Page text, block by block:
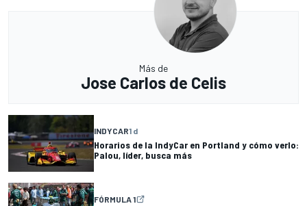
Más de
Jose Carlos de Celis
INDYCAR1 d
Horarios de la IndyCar en Portland y cómo verlo:
Palou, líder, busca más
FÓRMULA 1